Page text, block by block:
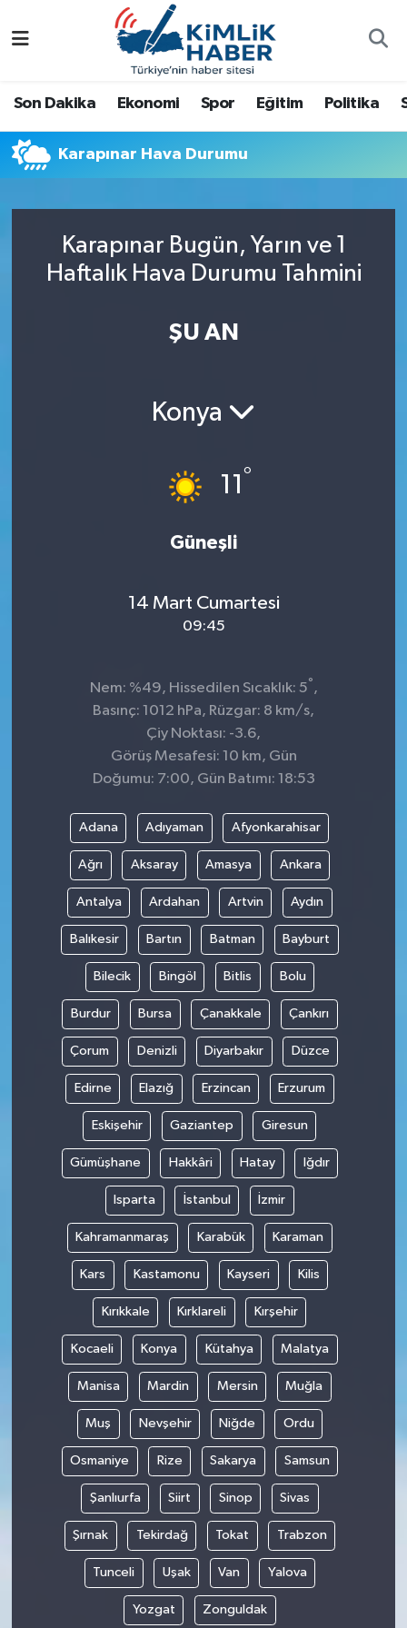
Son Dakika Ekonomi Spor Eğitim Politika
Karapınar Hava Durumu
Karapınar Bugün, Yarın ve 1
Haftalık Hava Durumu Tahmini
ŞU AN
Konya
11 °
Güneşli
14 Mart Cumartesi
09:45
Nem: %49, Hissedilen Sıcaklık: 5° ,
Basınç: 1012 hPa, Rüzgar: 8 km/s,
Çiy Noktası: -3.6,
Görüş Mesafesi: 10 km, Gün
Doğumu: 7:00, Gün Batımı: 18:53
Adana Adıyaman Afyonkarahisar
Ağrı Aksaray Amasya Ankara
Antalya Ardahan Artvin Aydın
Balıkesir Bartın Batman Bayburt
Bilecik Bingöl Bitlis Bolu
Burdur Bursa Çanakkale Çankırı
Çorum Denizli Diyarbakır Düzce
Edirne Elazığ Erzincan Erzurum
Eskişehir Gaziantep Giresun
Gümüşhane Hakkâri Hatay Iğdır
Isparta İstanbul İzmir
Kahramanmaraş Karabük Karaman
Kars Kastamonu Kayseri Kilis
Kırıkkale Kırklareli Kırşehir
Kocaeli Konya Kütahya Malatya
Manisa Mardin Mersin Muğla
Muş Nevşehir Niğde Ordu
Osmaniye Rize Sakarya Samsun
Şanlıurfa Siirt Sinop Sivas
Şırnak Tekirdağ Tokat Trabzon
Tunceli Uşak Van Yalova
Yozgat Zonguldak
Antalya
Dünya
Eğitim
Sağlık
Son Dakika
Spor
Teknoloji
Nöbetçi Eczaneler
Namaz Vakitleri
Trafik Durumu
Süper Lig Puan Durumu ve Fikstür
Son Dakika Haberleri